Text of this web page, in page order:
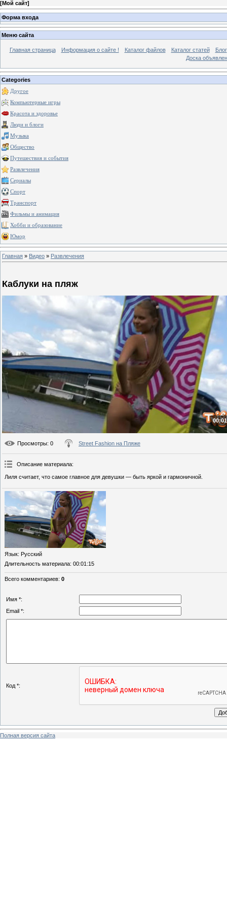
[Мой сайт]
Форма входа
Меню сайта
Главная страница Информация о сайте ! Каталог файлов Каталог статей
Блог
Доска
Categories
Другое
Компьютерные игры
Красота и здоровье
Люди и блоги
Музыка
Общество
Путешествия и события
Развлечения
Сериалы
Спорт
Транспорт
Фильмы и анимация
Хобби и образование
Юмор
Главная » Видео » Развлечения
Каблуки на пляж
Просмотры: 0 Street Fashion на Пляже
Описание материала:
Лиля считает, что самое главное для девушки — быть яркой и гармоничной.
Язык: Русский
Длительность материала: 00:01:15
Всего комментариев: 0
Имя *:
Email *:
Код *:
Полная версия сайта